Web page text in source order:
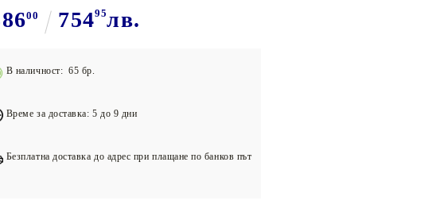
Волейбол
00 75495лв.
В наличност: 65 бр.
Време за доставка: 5 до 9 дни
Безплатна доставка до адрес при плащане по банков път